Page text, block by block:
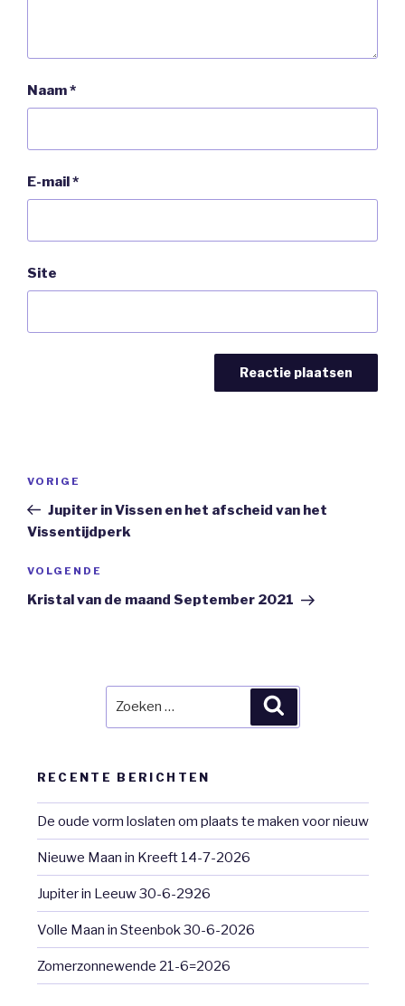
Naam*
E-mail*
Site
Vorig
bericht
VORIGE
Jupiter in Vissen en het afscheid van het
Vissentijdperk
Volgend
Bericht
VOLGENDE
Kristal van de maand September 2021
RECENTE BERICHTEN
De oude vorm loslaten om plaats te maken voor nieuw
Nieuwe Maan in Kreeft 14-7-2026
Jupiter in Leeuw 30-6-2926
Volle Maan in Steenbok 30-6-2026
Zomerzonnewende 21-6=2026